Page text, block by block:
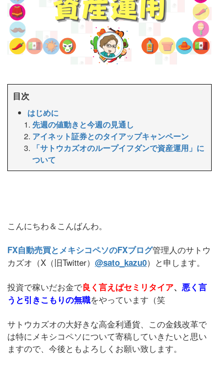
目次
はじめに
先週の値動きと今週の見通し
アイネット証券とのタイアップキャンペーン
「サトウカズオのループイフダンで資産運用」に
ついて
こんにちわ＆こんばんわ。
FX自動売買とメキシコペソのFXブログ管理人のサトウ
カズオ（X（旧Twitter） @sato_kazu0）と申します。
投資で稼いだお金で良く言えばセミリタイア、 悪く言
うと引きこもりの無職をやっています（笑
サトウカズオの大好きな高金利通貨、この金銭改革で
は特にメキシコペソについて寄稿していきたいと思い
ますので、今後ともよろしくお願い致します。